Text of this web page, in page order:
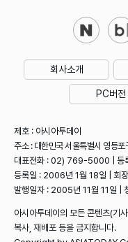
회사소개
PC버전
제호 : 아시아투데이
주소 : 대한민국 서울특별시 영등
대표전화 : 02) 769-5000 | 등
등록일 : 2006년 1월 18일 | 회장
발행일자 : 2005년 11월 11일 |
아시아투데이의 모든 콘텐츠(기
복사, 재배포 등을 금지합니다.